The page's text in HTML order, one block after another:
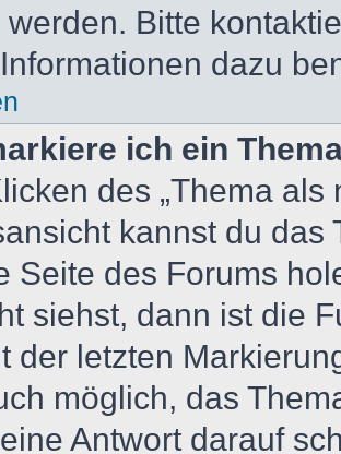
werden. Bitte
dazu
ich ein
des „Thema
kannst du
Seite des Forums
siehst, dann ist die
der letzten
möglich, das
Antwort darauf